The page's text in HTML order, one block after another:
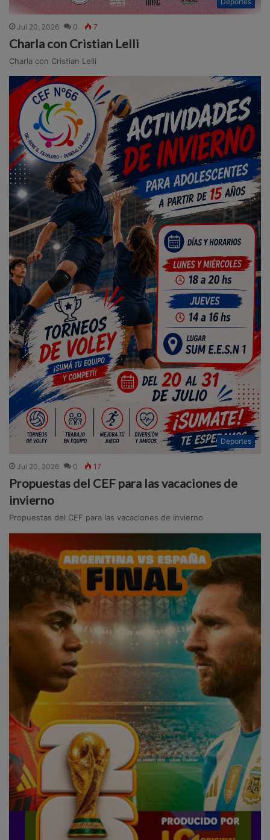
Jul 20, 2026 0 7
Charla con Cristian Lelli
Charla con Cristian Lelli
Deportes
Jul 20, 2026 0 17
Propuestas del CEF para las vacaciones de
invierno
Propuestas del CEF para las vacaciones de invierno